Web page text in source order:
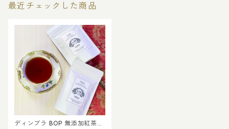
最近チェックした商品
ディンブラ BOP 無添加紅茶